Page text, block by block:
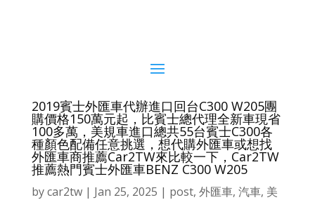
2019賓士外匯車代辦進口回台C300 W205團
購價格150萬元起，比賓士總代理全新車現省
100多萬，美規車進口總共55台賓士C300各
種顏色配備任意挑選，想代購外匯車或想找
外匯車商推薦Car2TW來比較一下，Car2TW
推薦熱門賓士外匯車BENZ C300 W205
bycar2tw| Jan 25, 2025 | post, 外匯車, 汽車, 美